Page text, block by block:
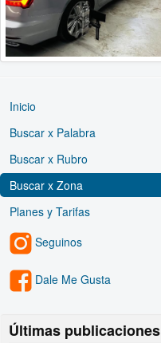
Inicio
Buscar x Palabra
Buscar x Rubro
Buscar x Zona
Planes y Tarifas
Seguinos
Dale Me Gusta
Últimas publicaciones